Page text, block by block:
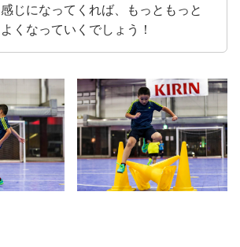
感じになってくれば、もっともっと
よくなっていくでしょう！